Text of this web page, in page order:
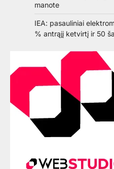
manote
IEA: pasauliniai
% antrąjį ketvirtį ir 50